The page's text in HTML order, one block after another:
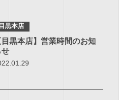
目黒本店
目黒本店】営業時間のお知
せ